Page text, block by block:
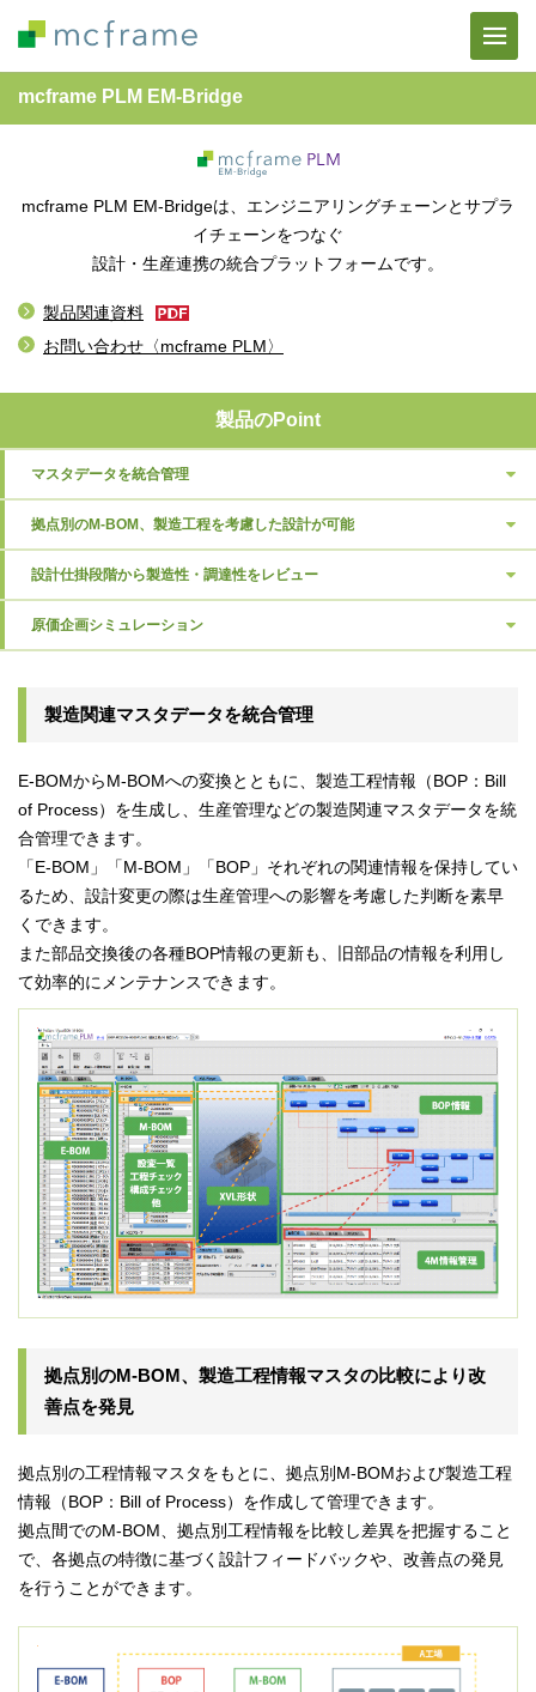
mcframe PLM EM-Bridge
mcframe PLM EM-Bridgeは、エンジニアリングチェーンとサプラ
イチェーンをつなぐ
設計・生産連携の統合プラットフォームです。
製品関連資料
お問い合わせ〈mcframe PLM〉
製品のPoint
マスタデータを統合管理
拠点別のM-BOM、 製造工程を考慮した設計が可能
設計仕掛段階から製造性・調達性をレビュー
原価企画シミュレーション
製造関連マスタデータを統合管理
E-BOMからM-BOMへの変換とともに、製造工程情報（BOP：Bill
of Process）を生成し、生産管理などの製造関連マスタデータを統
合管理できます。
「E-BOM」「M-BOM」「BOP」それぞれの関連情報を保持してい
るため、設計変更の際は生産管理への影響を考慮した判断を素早
くできます。
また部品交換後の各種BOP情報の更新も、旧部品の情報を利用し
て効率的にメンテナンスできます。
拠点別のM-BOM、製造工程情報マスタの比較により改
善点を発見
拠点別の工程情報マスタをもとに、拠点別M-BOMおよび製造工程
情報（BOP：Bill of Process）を作成して管理できます。
拠点間でのM-BOM、拠点別工程情報を比較し差異を把握すること
で、各拠点の特徴に基づく設計フィードバックや、改善点の発見
を行うことができます。